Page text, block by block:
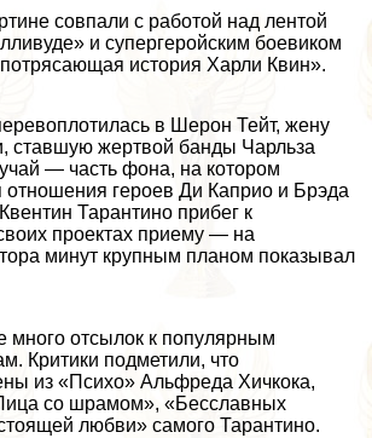
совпали с работой над лентой
и супергеройским боевиком
история Харли Квин».
в Шерон Тейт, жену
ставшую жертвой банды Чарльза
— часть фона, на котором
отношения героев Ди Каприо и Брэда
Тарантино прибег к
проектах приему — на
минут крупным планом показывал
отсылок к популярным
Критики подметили, что
из «Психо» Альфреда Хичкока,
со шрамом», «Бесславных
любви» самого Тарантино.